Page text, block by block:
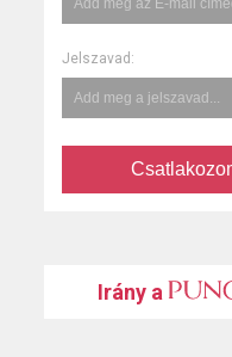
Jelszavad:
Irány a